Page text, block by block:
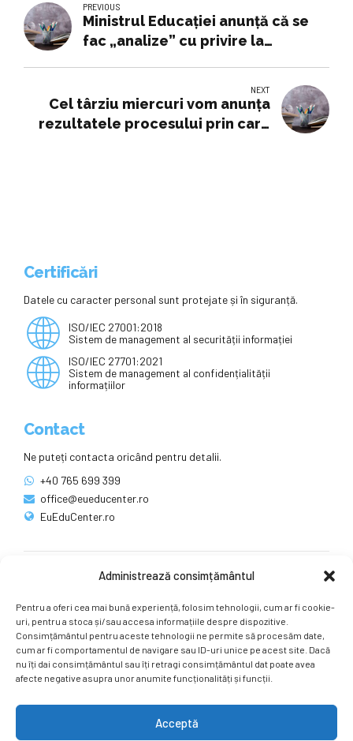
Administrează consimțământul
Pentru a oferi cea mai bună experiență, folosim tehnologii, cum ar fi cookie-
uri, pentru a stoca și/sau accesa informațiile despre dispozitive.
Consimțământul pentru aceste tehnologii ne permite să procesăm date,
cum ar fi comportamentul de navigare sau ID-uri unice pe acest site. Dacă
nu îți dai consimțământul sau îți retragi consimțământul dat poate avea
afecte negative asupra unor anumite funcționalități și funcții.
Acceptă
PREVIOUS
Ministrul Educaţiei anunţă că se
fac „analize” cu privire la
atenţia că educaţia este deja
subfinanţată de mulţi ani
NEXT
Cel târziu miercuri vom anunța
rezultatele procesului prin care
Certificări
Datele cu caracter personal sunt protejate și în siguranță.
ISO/IEC 27001:2018
Sistem de management al securității informației
ISO/IEC 27701:2021
Sistem de management al confidențialității
informațiilor
Contact
Ne puteți contacta oricând pentru detalii.
+40 765 699 399
office@eueducenter.ro
EuEduCenter.ro
Ne puteți găsi și pe rețelele sociale.